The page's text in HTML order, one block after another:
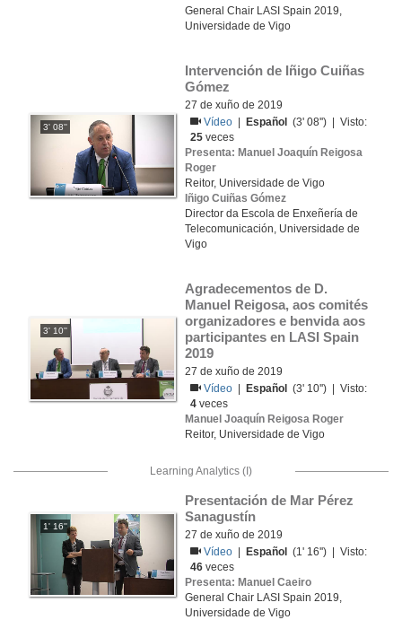
General Chair LASI Spain 2019,
Universidade de Vigo
3' 08''
Intervención de Iñigo Cuiñas
Gómez
27 de xuño de 2019
Vídeo
Español
(3' 08'') | Visto:
25 veces
Presenta: Manuel Joaquín Reigosa
Roger
Reitor, Universidade de Vigo
Iñigo Cuiñas Gómez
Director da Escola de Enxeñería de
Telecomunicación, Universidade de
Vigo
3' 10''
Agradecementos de D.
Manuel Reigosa, aos comités
organizadores e benvida aos
participantes en LASI Spain
2019
27 de xuño de 2019
Vídeo
Español
(3' 10'') | Visto:
4 veces
Manuel Joaquín Reigosa Roger
Reitor, Universidade de Vigo
Learning Analytics (I)
1' 16''
Presentación de Mar Pérez
Sanagustín
27 de xuño de 2019
Vídeo
Español
(1' 16'') | Visto:
46 veces
Presenta: Manuel Caeiro
General Chair LASI Spain 2019,
Universidade de Vigo